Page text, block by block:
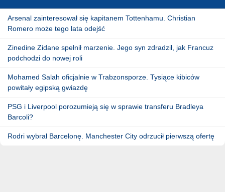
Arsenal zainteresował się kapitanem Tottenhamu. Christian
Romero może tego lata odejść
Zinedine Zidane spełnił marzenie. Jego syn zdradził, jak Francuz
podchodzi do nowej roli
Mohamed Salah oficjalnie w Trabzonsporze. Tysiące kibiców
powitały egipską gwiazdę
PSG i Liverpool porozumieją się w sprawie transferu Bradleya
Barcoli?
Rodri wybrał Barcelonę. Manchester City odrzucił pierwszą ofertę